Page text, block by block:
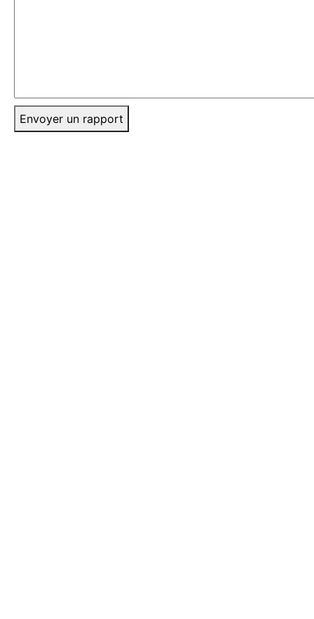
Envoyer un rapport